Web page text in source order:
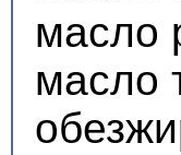
масло
масло